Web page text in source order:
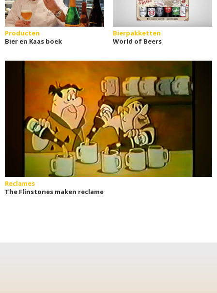
Producten
Bier en Kaas boek
Bierpakketten
World of Beers
Reclames
The Flinstones maken reclame